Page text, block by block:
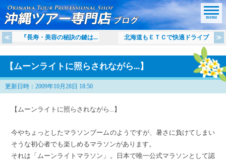
menu
『長寿・美容の秘訣の鍵は... 北海道もＥＴＣで快適ドライブ
【ムーンライトに照らされながら...】
更新日時：2009年10月28日 18:50
【ムーンライトに照らされながら...】
今やちょっとしたマラソンブームのようですが、暑さに負けてしまい
そうな初心者でも楽しめるマラソンがあります。
それは「ムーンライトマラソン」。
日本で唯一公式マラソンとして認